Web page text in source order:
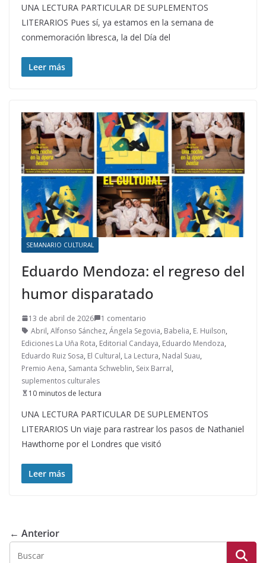
UNA LECTURA PARTICULAR DE SUPLEMENTOS
LITERARIOS Pues sí, ya estamos en la semana de
conmemoración libresca, la del Día del
Leer más
SEMANARIO CULTURAL
Eduardo Mendoza: el regreso del
humor disparatado
13 de abril de 2026
1 comentario
Abril, Alfonso Sánchez, Ángela Segovia, Babelia, E. Huilson,
Ediciones La Uña Rota, Editorial Candaya, Eduardo Mendoza,
Eduardo Ruiz Sosa, El Cultural, La Lectura, Nadal Suau,
Premio Aena, Samanta Schweblin, Seix Barral,
suplementos culturales
10 minutos de lectura
UNA LECTURA PARTICULAR DE SUPLEMENTOS
LITERARIOS Un viaje para rastrear los pasos de Nathaniel
Hawthorne por el Londres que visitó
Leer más
← Anterior